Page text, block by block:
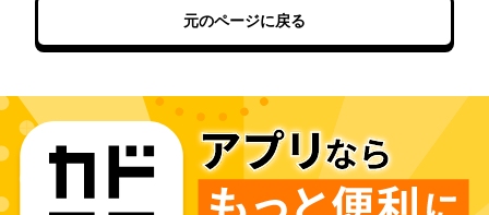
元のページに戻る